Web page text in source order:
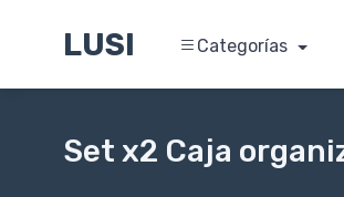
LUSI Categorías
Set x2 Caja